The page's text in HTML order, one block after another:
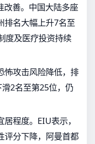
改善。中国大陆多座
排名大幅上升7名至
度及医疗投资持续
怖攻击风险降低，排
2名至第25位，仍
程度。EIU表示，
评分下降，阿曼首都